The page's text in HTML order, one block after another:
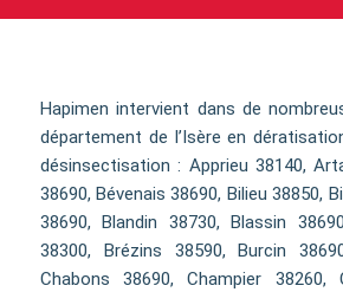
Hapimen intervient dans de
département de l’Isère en
désinsectisation : Apprieu 38140,
38690, Bévenais 38690, Bilieu 38850,
38690, Blandin 38730, Blassin
38300, Brézins 38590, Burcin
Chabons 38690, Champier 38260,